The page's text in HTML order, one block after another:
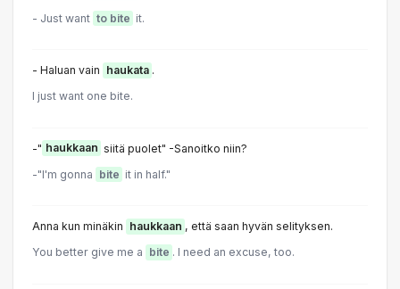
- Just want to bite it.
- Haluan vain haukata .
I just want one bite.
-" haukkaan siitä puolet" -Sanoitko niin?
-"I'm gonna bite it in half."
Anna kun minäkin haukkaan , että saan hyvän selityksen.
You better give me a bite . I need an excuse, too.